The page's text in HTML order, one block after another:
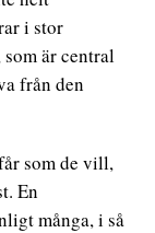
i stor
är central
från den
som de vill,
En
många, i så